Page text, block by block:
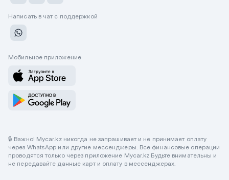
Написать в чат с поддержкой
Мобильное приложение
🔒 Важно! Mycar.kz никогда не запрашивает и не принимает оплату
через WhatsApp или другие мессенджеры. Все финансовые операции
проводятся только через приложение Mycar.kz Будьте внимательны и
не передавайте данные карт и оплату в мессенджерах.